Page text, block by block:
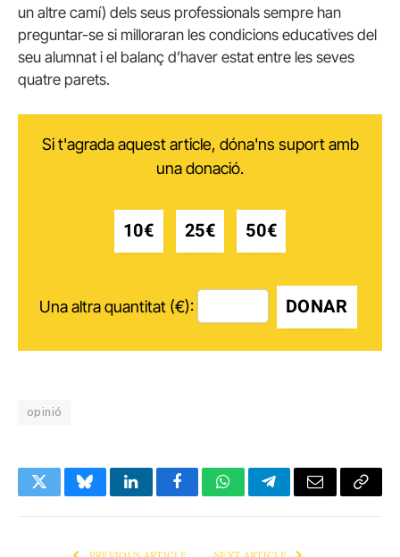
un altre camí) dels seus professionals sempre han
preguntar-se si milloraran les condicions educatives del
seu alumnat i el balanç d’haver estat entre les seves
quatre parets.
Si t'agrada aquest article, dóna'ns suport amb
una donació.
10€ 25€ 50€
Una altra quantitat (€): DONAR
opinió
TwitterBlueskyLinkedInFacebookWhatsAppTelegramEmail Copy